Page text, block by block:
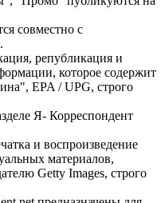
совместно с
републикация и
которое содержит
EPA / UPG, строго
Я- Корреспондент
и воспроизведение
материалов,
Getty Images, строго